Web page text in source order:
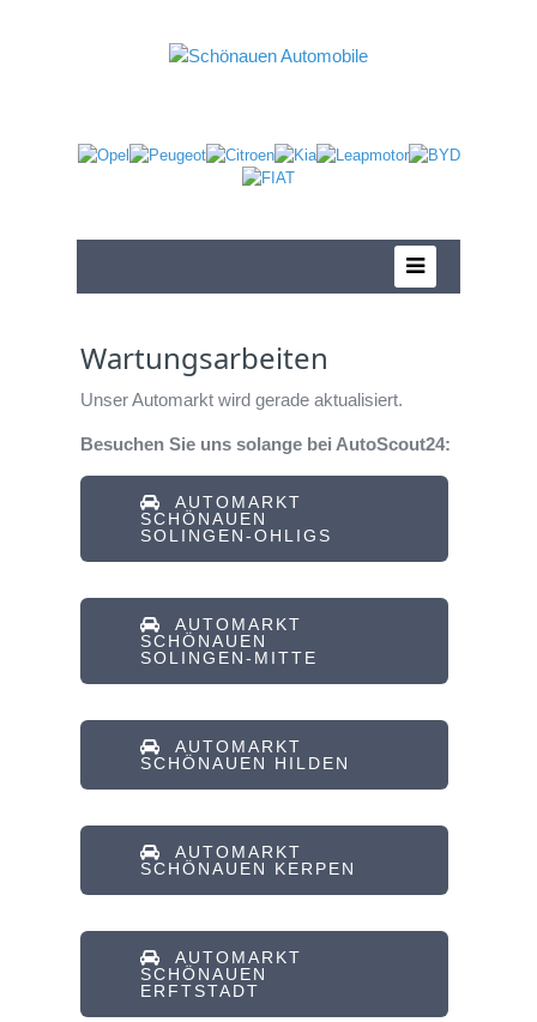
Wartungsarbeiten
Unser Automarkt wird gerade aktualisiert.
Besuchen Sie uns solange bei AutoScout24:
AUTOMARKT
SCHÖNAUEN
SOLINGEN-OHLIGS
AUTOMARKT
SCHÖNAUEN
SOLINGEN-MITTE
AUTOMARKT
SCHÖNAUEN HILDEN
AUTOMARKT
SCHÖNAUEN KERPEN
AUTOMARKT
SCHÖNAUEN
ERFTSTADT